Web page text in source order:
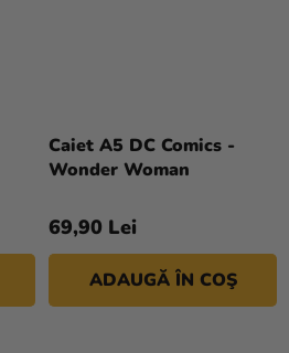
Caiet A5 DC Comics -
Wonder Woman
69,90 Lei
ADAUGĂ ÎN COŞ